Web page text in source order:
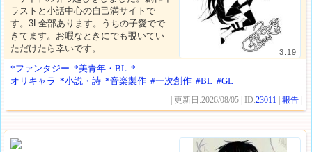
3.19
ラストと小話中心の自己満サイトで
す。3L全部あります。うちの子愛でで
きてます。お暇なときにでも覗いてい
ただけたら幸いです。
*ファンタジー *美青年・BL *
オリキャラ *小説・詩 *音楽製作 #一次創作 #BL #GL
| 更新日:2026/08/05 | ID:23011 |報告